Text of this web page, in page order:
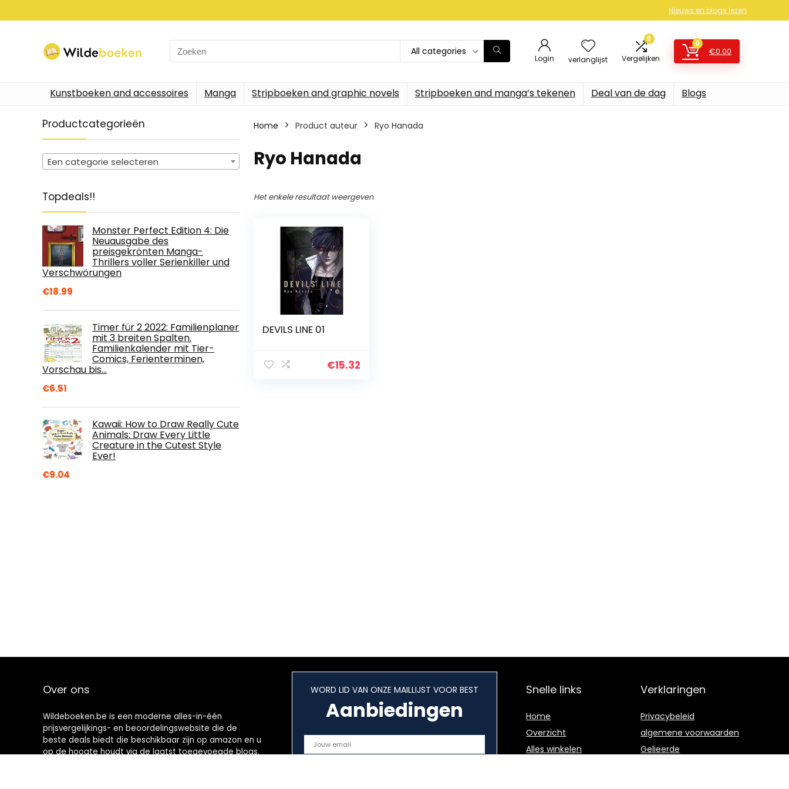
Nieuws en blogs lezen
Search
for:
All categories
Login verlanglijst
0
Vergelijken
0
€0.00
Kunstboeken and accessoires Manga Stripboeken and graphic novels Stripboeken and manga’s tekenen Deal van de dag Blogs
Productcategorieën
Een categorie selecteren
Topdeals!!
Monster Perfect Edition 4: Die
Neuausgabe des
preisgekrönten Manga-
Thrillers voller Serienkiller und
Verschwörungen
€18.99
Timer für 2 2022: Familienplaner
mit 3 breiten Spalten.
Familienkalender mit Tier-
Comics, Ferienterminen,
Vorschau bis…
€6.51
Kawaii: How to Draw Really Cute
Animals: Draw Every Little
Creature in the Cutest Style
Ever!
€9.04
Home Product auteur Ryo Hanada
Ryo Hanada
Het enkele resultaat weergeven
DEVILS LINE 01
€15.32
Over ons
Wildeboeken.be is een moderne alles-in-één
prijsvergelijkings- en beoordelingswebsite die de
beste deals biedt die beschikbaar zijn op amazon en u
op de hoogte houdt via de laatst toegevoegde blogs.
WORD LID VAN ONZE MAILLIJST VOOR BEST
Aanbiedingen
Snelle links
Home
Overzicht
Alles winkelen
Verklaringen
Privacybeleid
algemene voorwaarden
Gelieerde